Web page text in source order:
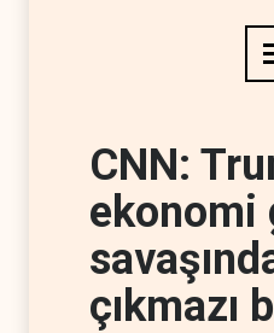
CNN:
ekonomi
çıkmazı